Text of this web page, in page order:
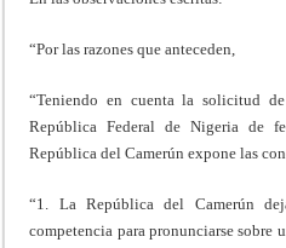
“Por las razones que anteceden,
“Teniendo en cuenta la solicitud
República Federal de Nigeria de
República del Camerún expone las
“1. La República del Camerún
competencia para pronunciarse